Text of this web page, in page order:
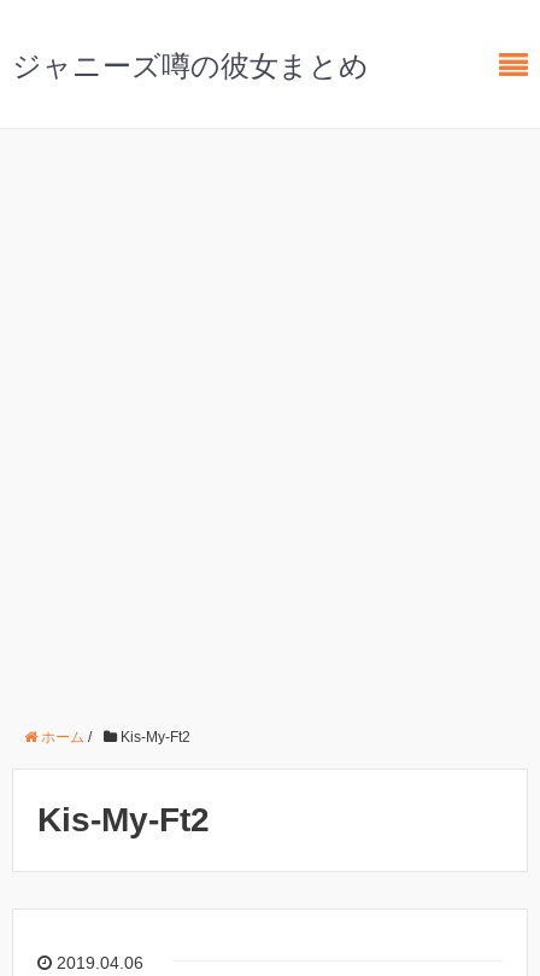
ジャニーズ噂の彼女まとめ
ホーム / Kis-My-Ft2
Kis-My-Ft2
2019.04.06